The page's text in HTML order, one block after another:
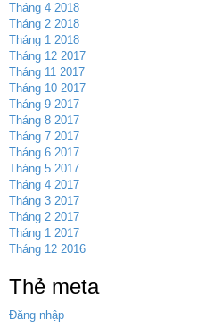
Tháng 4 2018
Tháng 2 2018
Tháng 1 2018
Tháng 12 2017
Tháng 11 2017
Tháng 10 2017
Tháng 9 2017
Tháng 8 2017
Tháng 7 2017
Tháng 6 2017
Tháng 5 2017
Tháng 4 2017
Tháng 3 2017
Tháng 2 2017
Tháng 1 2017
Tháng 12 2016
Thẻ meta
Đăng nhập